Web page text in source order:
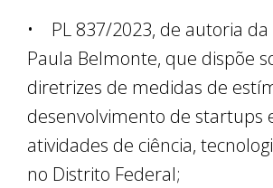
• PL 837/2023, de autoria
Paula Belmonte, que dispõe
diretrizes de medidas de
desenvolvimento de startups
atividades de ciência,
no Distrito Federal;